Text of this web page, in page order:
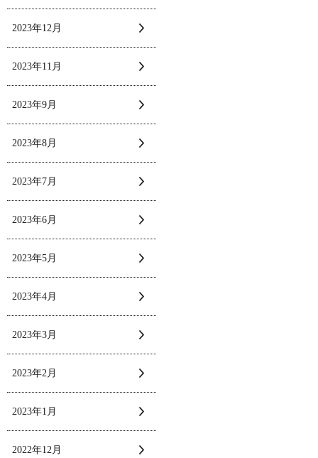
2023年12月
2023年11月
2023年9月
2023年8月
2023年7月
2023年6月
2023年5月
2023年4月
2023年3月
2023年2月
2023年1月
2022年12月